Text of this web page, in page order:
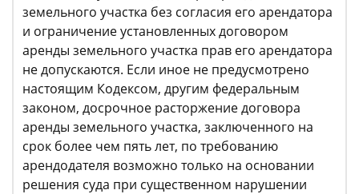
земельного участка без согласия его арендатора
и ограничение установленных договором
аренды земельного участка прав его арендатора
не допускаются. Если иное не предусмотрено
настоящим Кодексом, другим федеральным
законом, досрочное расторжение договора
аренды земельного участка, заключенного на
срок более чем пять лет, по требованию
арендодателя возможно только на основании
решения суда при существенном нарушении